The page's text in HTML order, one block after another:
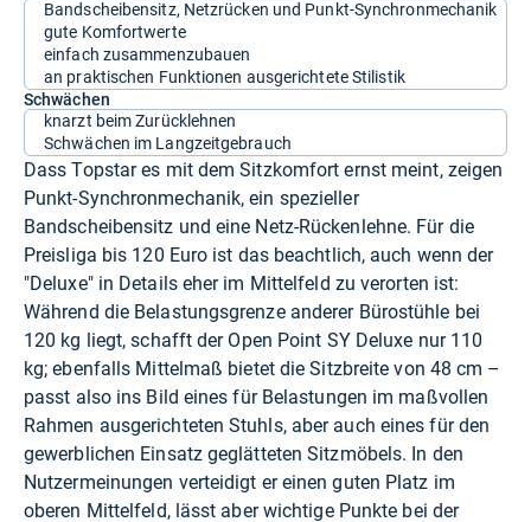
Bandscheibensitz, Netzrücken und Punkt-Synchronmechanik
gute Komfortwerte
einfach zusammenzubauen
an praktischen Funktionen ausgerichtete Stilistik
Schwächen
knarzt beim Zurücklehnen
Schwächen im Langzeitgebrauch
Dass Topstar es mit dem Sitzkomfort ernst meint, zeigen
Punkt-Synchronmechanik, ein spezieller
Bandscheibensitz und eine Netz-Rückenlehne. Für die
Preisliga bis 120 Euro ist das beachtlich, auch wenn der
"Deluxe" in Details eher im Mittelfeld zu verorten ist:
Während die Belastungsgrenze anderer Bürostühle bei
120 kg liegt, schafft der Open Point SY Deluxe nur 110
kg; ebenfalls Mittelmaß bietet die Sitzbreite von 48 cm –
passt also ins Bild eines für Belastungen im maßvollen
Rahmen ausgerichteten Stuhls, aber auch eines für den
gewerblichen Einsatz geglätteten Sitzmöbels. In den
Nutzermeinungen verteidigt er einen guten Platz im
oberen Mittelfeld, lässt aber wichtige Punkte bei der